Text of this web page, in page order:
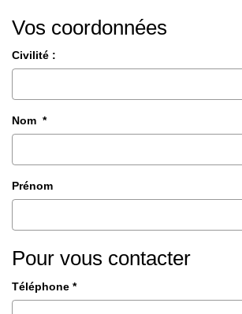
Vos coordonnées
Civilité :
Nom *
Prénom
Pour vous contacter
Téléphone *